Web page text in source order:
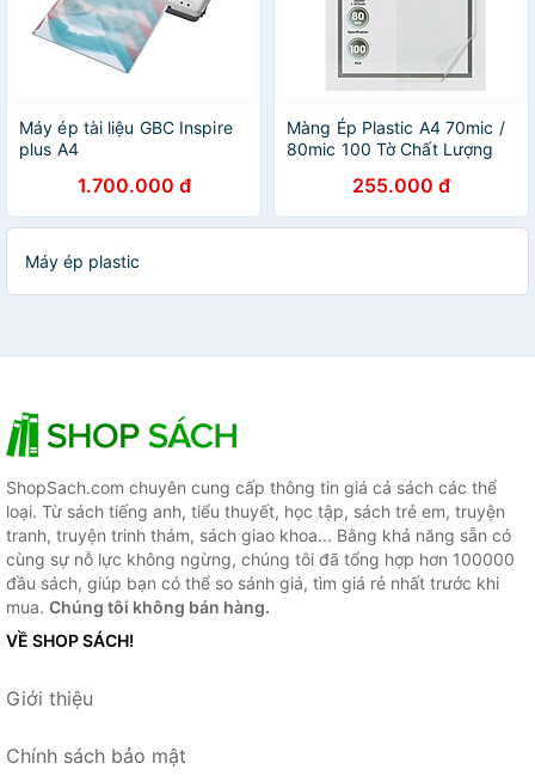
Máy ép tài liệu GBC Inspire
plus A4
1.700.000 đ
Màng Ép Plastic A4 70mic /
80mic 100 Tờ Chất Lượng
Tài Liệu, Ảnh Màu, Giấy Tờ
Khỏi Bụi Bẩn, Ẩm Móc Và
Nước - Dùng Trong Văn
255.000 đ
Máy ép plastic
ShopSach.com chuyên cung cấp thông tin giá cả sách các thể
loại. Từ sách tiếng anh, tiểu thuyết, học tập, sách trẻ em, truyện
tranh, truyện trinh thám, sách giao khoa... Bằng khả năng sẵn có
cùng sự nỗ lực không ngừng, chúng tôi đã tổng hợp hơn 100000
đầu sách, giúp bạn có thể so sánh giá, tìm giá rẻ nhất trước khi
mua. Chúng tôi không bán hàng.
VỀ SHOP SÁCH!
Giới thiệu
Chính sách bảo mật